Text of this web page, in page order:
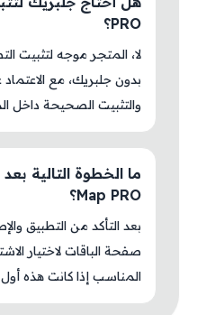
PRO؟
بدون جلبريك، مع
والتثبيت الصحيحة داخل
Map PRO؟
بعد التأكد من التطبيق
صفحة الباقات لاختيار
المناسب إذا كانت هذه